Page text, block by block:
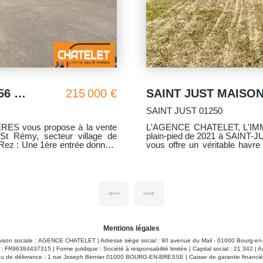
289 000 €
vous propose cette villa
quelques minutes de la
lave mains, - Un garage isolé
pour plus d'informations
BOURG EN BRESSE 01000
L'AGENCE CHATELET L'IMMO DES 2 FRÈRES vous propose une maison
des années 30 à rénover
exceptionnel. * Emplacement idéal : Proche des lycées, du quartier animé
chambres + salle d'eau. * Projet à personnaliser : Cette maison est à
Mentions légales
sociale : AGENCE CHATELET | Adresse siège social : 90 avenue du Mail - 01000 Bourg-
FR96384437315 | Forme juridique : Société à responsabilité limitée | Capital social : 21 342 |
délivrance : 1 rue Joseph Bernier 01000 BOURG-EN-BRESSE | Caisse de garantie